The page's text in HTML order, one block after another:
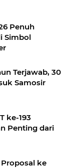
Penuh
Simbol
Terjawab, 30
Samosir
ke-193
Penting dari
ke